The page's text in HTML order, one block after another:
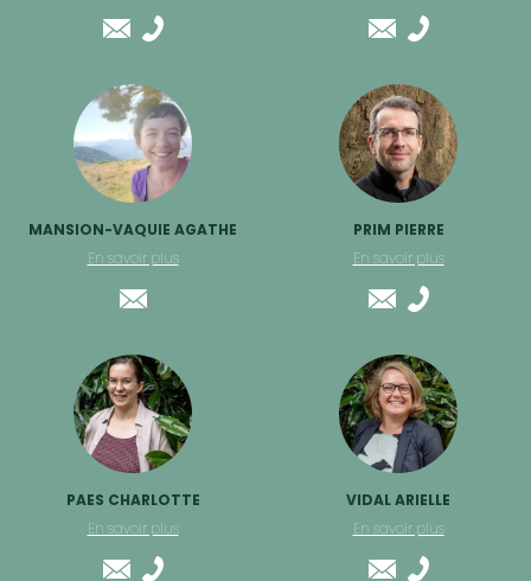
MANSION-VAQUIE AGATHE
En savoir plus
PRIM PIERRE
En savoir plus
PAES CHARLOTTE
En savoir plus
VIDAL ARIELLE
En savoir plus